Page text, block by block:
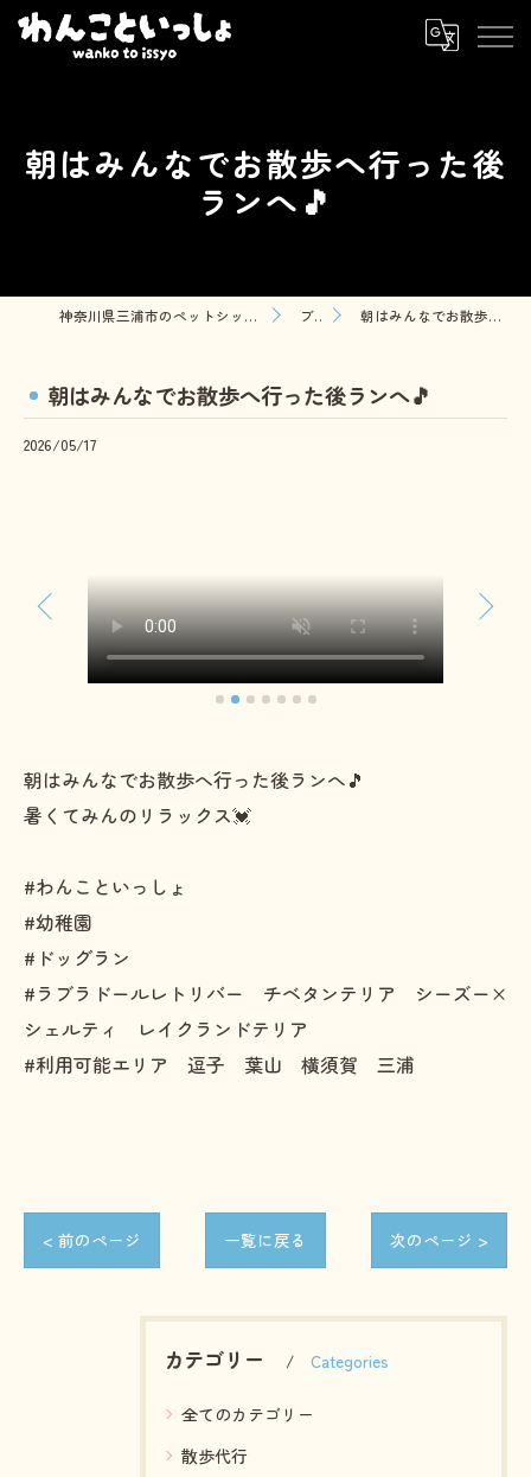
朝はみんなでお散歩へ行った後
ランへ🎵
神奈川県三浦市のペットシッターならわんこといっしょ ブログ 朝はみんなでお散歩へ行った後ランへ🎵
朝はみんなでお散歩へ行った後ランへ🎵
2026/05/17
朝はみんなでお散歩へ行った後ランへ🎵
暑くてみんのリラックス💓
#わんこといっしょ
#幼稚園
#ドッグラン
#ラブラドールレトリバー チベタンテリア シーズー×
シェルティ レイクランドテリア
#利用可能エリア 逗子 葉山 横須賀 三浦
< 前のページ 一覧に戻る 次のページ >
カテゴリー Categories
全てのカテゴリー
散歩代行